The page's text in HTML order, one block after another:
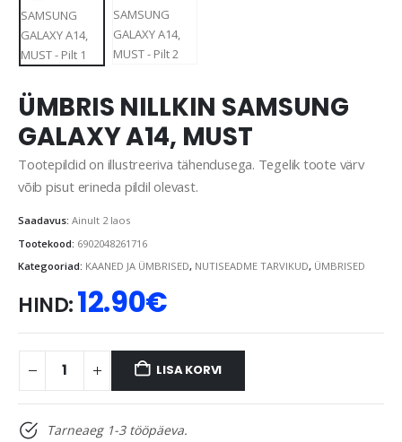
ÜMBRIS NILLKIN SAMSUNG
GALAXY A14, MUST
Tootepildid on illustreeriva tähendusega. Tegelik toote värv
võib pisut erineda pildil olevast.
Saadavus: Ainult 2 laos
Tootekood: 6902048261716
Kategooriad: KAANED JA ÜMBRISED, NUTISEADME TARVIKUD, ÜMBRISED
HIND:12.90€
LISA KORVI
Tarneaeg 1-3 tööpäeva.